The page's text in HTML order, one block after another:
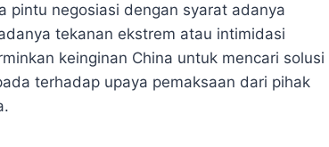
pintu negosiasi dengan syarat adanya
tekanan ekstrem atau intimidasi
keinginan China untuk mencari solusi
terhadap upaya pemaksaan dari pihak